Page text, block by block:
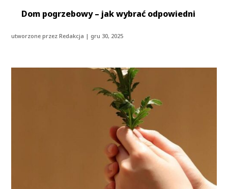
Dom pogrzebowy – jak wybrać odpowiedni
utworzone przezRedakcja | gru 30, 2025